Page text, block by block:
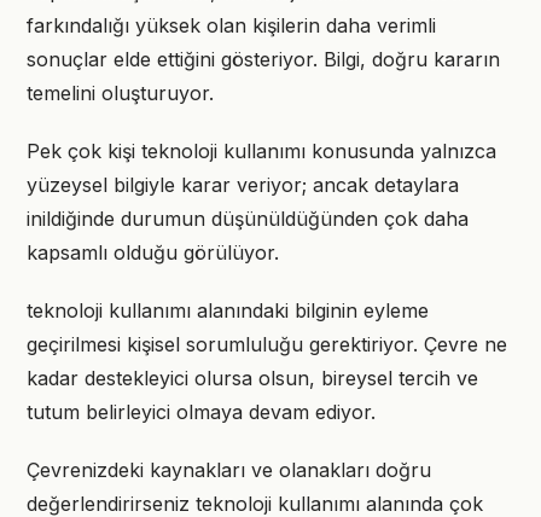
farkındalığı yüksek olan kişilerin daha verimli
sonuçlar elde ettiğini gösteriyor. Bilgi, doğru kararın
temelini oluşturuyor.
Pek çok kişi teknoloji kullanımı konusunda yalnızca
yüzeysel bilgiyle karar veriyor; ancak detaylara
inildiğinde durumun düşünüldüğünden çok daha
kapsamlı olduğu görülüyor.
teknoloji kullanımı alanındaki bilginin eyleme
geçirilmesi kişisel sorumluluğu gerektiriyor. Çevre ne
kadar destekleyici olursa olsun, bireysel tercih ve
tutum belirleyici olmaya devam ediyor.
Çevrenizdeki kaynakları ve olanakları doğru
değerlendirirseniz teknoloji kullanımı alanında çok